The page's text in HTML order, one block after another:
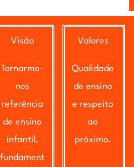
Visão
Tornarmo-
nos
referência
de ensino
infantil,
fundament
Valores
Qualidade
de ensino
e respeito
ao
próximo.